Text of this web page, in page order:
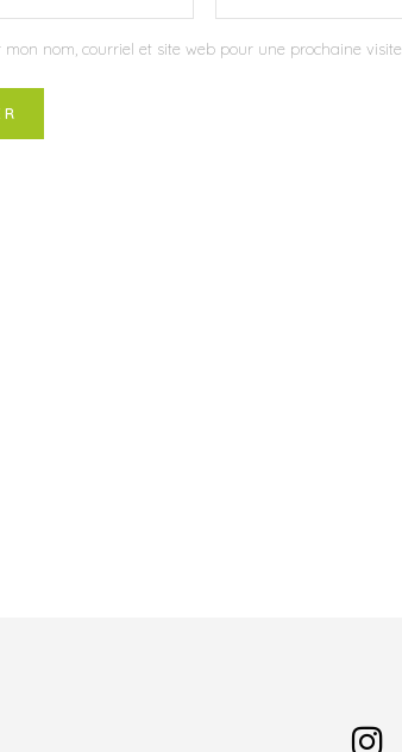
mon nom, courriel et site web pour une prochaine visite.